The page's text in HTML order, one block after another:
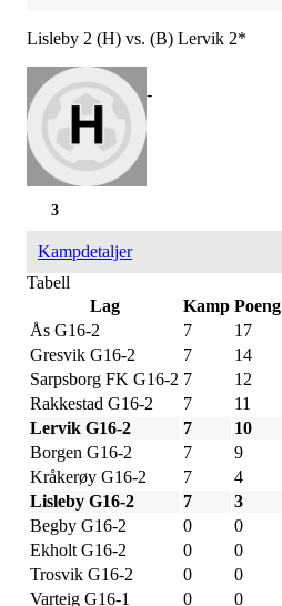
Lisleby 2 (H) vs. (B) Lervik 2*
-
3
Kampdetaljer
Tabell
Lag
Kamp Poeng
Ås G16-2
7
17
Gresvik G16-2
7
14
Sarpsborg FK G16-2 7
12
Rakkestad G16-2
7
11
Lervik G16-2
7
10
Borgen G16-2
7
9
Kråkerøy G16-2
7
4
Lisleby G16-2
7
3
Begby G16-2
0
0
Ekholt G16-2
0
0
Trosvik G16-2
0
0
Varteig G16-1
0 0